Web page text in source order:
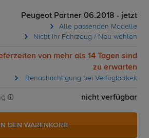
Peugeot Partner 06.2018 - jetzt
Alle passenden Modelle
Nicht Ihr Fahrzeug / Neu wählen
von mehr als 14 Tagen sind
zu erwarten
Benachrichtigung bei Verfügbarkeit
nicht verfügbar
IN DEN WARENKORB